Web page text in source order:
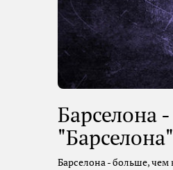
Барселона
"Барселона"
Барселона - больше, чем